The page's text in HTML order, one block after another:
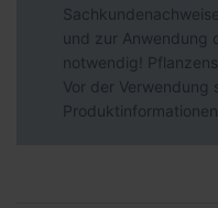
und zur Anwendung
notwendig!
Vor der Verwendung
Produktinformationen